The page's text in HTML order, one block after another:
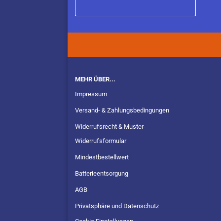
MEHR ÜBER...
Impressum
Versand- & Zahlungsbedingungen
Widerrufsrecht & Muster-
Widerrufsformular
Mindestbestellwert
Batterieentsorgung
AGB
Privatsphäre und Datenschutz